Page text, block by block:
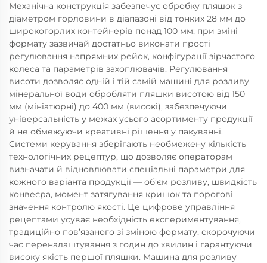
Механічна конструкція забезпечує обробку пляшок з
діаметром горловини в діапазоні від тонких 28 мм до
широкогорлих контейнерів понад 100 мм; при зміні
формату зазвичай достатньо виконати прості
регулювання напрямних рейок, конфігурації зірчастого
колеса та параметрів захоплювачів. Регулювання
висоти дозволяє одній і тій самій машині для розливу
мінеральної води обробляти пляшки висотою від 150
мм (мініатюрні) до 400 мм (високі), забезпечуючи
універсальність у межах усього асортименту продукції
й не обмежуючи креативні рішення у пакуванні.
Системи керування зберігають необмежену кількість
технологічних рецептур, що дозволяє операторам
визначати й відновлювати спеціальні параметри для
кожного варіанта продукції — об’єм розливу, швидкість
конвеєра, момент затягування кришок та порогові
значення контролю якості. Це цифрове управління
рецептами усуває необхідність експериментування,
традиційно пов’язаного зі зміною формату, скорочуючи
час переналаштування з годин до хвилин і гарантуючи
високу якість першої пляшки. Машина для розливу